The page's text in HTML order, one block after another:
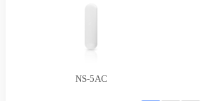
NS-5AC